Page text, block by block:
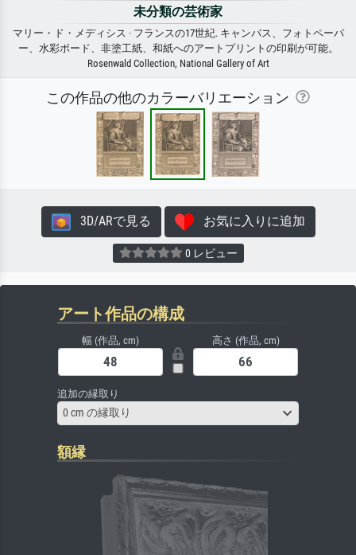
未分類の芸術家
マリー・ド・メディシス · フランスの17世紀. キャンバス、フォトペーパ
ー、水彩ボード、非塗工紙、和紙へのアートプリントの印刷が可能。
Rosenwald Collection, National Gallery of Art
この作品の他のカラーバリエーション
3D/ARで見る お気に入りに追加
0 レビュー
アート作品の構成
幅 (作品, cm) 高さ (作品, cm)
追加の縁取り
0 cm の縁取り
額縁